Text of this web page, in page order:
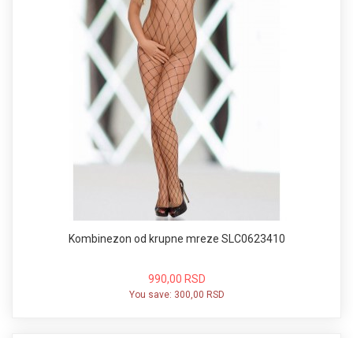
Kombinezon od krupne mreze SLC0623410
990,00 RSD
You save: 300,00 RSD